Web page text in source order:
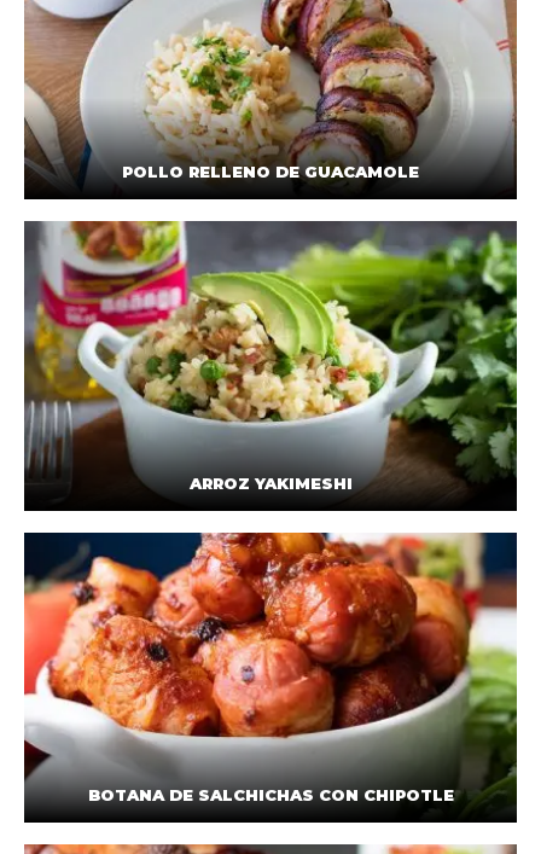
POLLO RELLENO DE GUACAMOLE
ARROZ YAKIMESHI
BOTANA DE SALCHICHAS CON CHIPOTLE